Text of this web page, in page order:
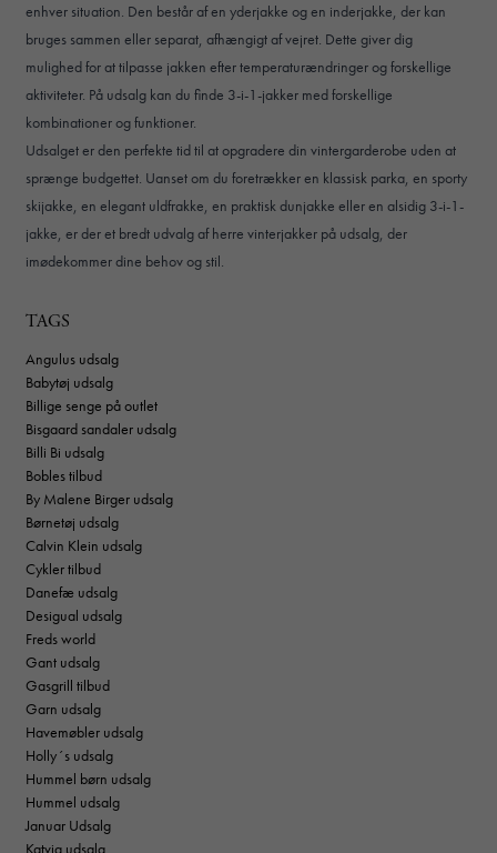
TAGS
Angulus udsalg
Babytøj udsalg
Billige senge på outlet
Bisgaard sandaler udsalg
Billi Bi udsalg
Bobles tilbud
By Malene Birger udsalg
Børnetøj udsalg
Calvin Klein udsalg
Cykler tilbud
Danefæ udsalg
Desigual udsalg
Freds world
Gant udsalg
Gasgrill tilbud
Garn udsalg
Havemøbler udsalg
Holly´s udsalg
Hummel børn udsalg
Hummel udsalg
Januar Udsalg
Katvig udsalg
enhver situation. Den består af en yderjakke og en inderjakke, der kan
bruges sammen eller separat, afhængigt af vejret. Dette giver dig
mulighed for at tilpasse jakken efter temperaturændringer og forskellige
aktiviteter. På udsalg kan du finde 3-i-1-jakker med forskellige
kombinationer og funktioner.
Udsalget er den perfekte tid til at opgradere din vintergarderobe uden at
sprænge budgettet. Uanset om du foretrækker en klassisk parka, en sporty
skijakke, en elegant uldfrakke, en praktisk dunjakke eller en alsidig 3-i-1-
jakke, er der et bredt udvalg af herre vinterjakker på udsalg, der
imødekommer dine behov og stil.